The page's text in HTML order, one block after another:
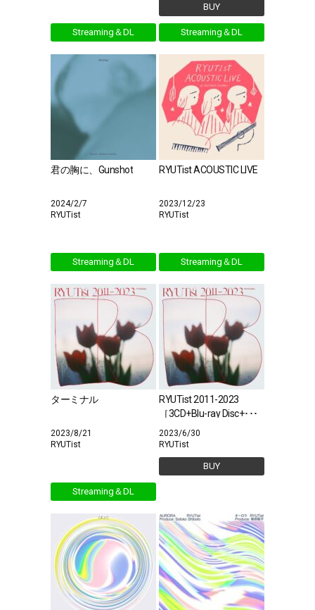
Streaming＆DL
BUY
Streaming＆DL
君の胸に、Gunshot
2024/2/7
RYUTist
Streaming＆DL
RYUTist ACOUSTIC LIVE
2023/12/23
RYUTist
Streaming＆DL
ターミナル
2023/8/21
RYUTist
Streaming＆DL
RYUTist 2011-2023
［3CD+Blu-ray Disc+･･･
2023/6/30
RYUTist
BUY